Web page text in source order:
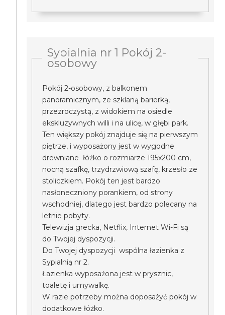
Sypialnia nr 1 Pokój 2-
osobowy
Pokój 2-osobowy, z balkonem
panoramicznym, ze szklaną barierką,
przezroczystą, z widokiem na osiedle
ekskluzywnych willi i na ulicę, w głębi park.
Ten większy pokój znajduje się na pierwszym
piętrze, i wyposażony jest w wygodne
drewniane łóżko o rozmiarze 195x200 cm,
nocną szafkę, trzydrzwiową szafę, krzesło ze
stoliczkiem. Pokój ten jest bardzo
nasłoneczniony porankiem, od strony
wschodniej, dlatego jest bardzo polecany na
letnie pobyty.
Telewizja grecka, Netflix, Internet Wi-Fi są
do Twojej dyspozycji.
Do Twojej dyspozycji wspólna łazienka z
Sypialnią nr 2.
Łazienka wyposażona jest w prysznic,
toaletę i umywalkę.
W razie potrzeby można doposażyć pokój w
dodatkowe łóżko.